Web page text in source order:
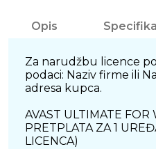
Opis
Za narudžbu licence
podaci: Naziv firme ili
adresa kupca.
AVAST ULTIMATE
PRETPLATA ZA 1
LICENCA)